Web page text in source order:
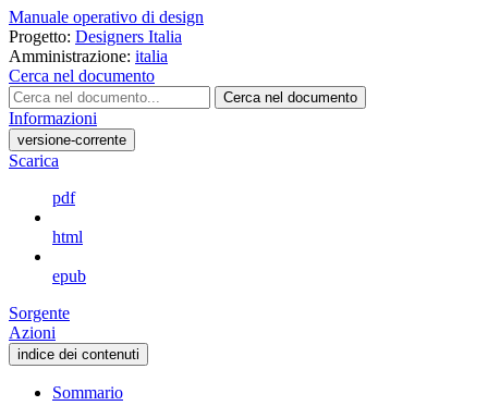
Manuale operativo di design
Progetto: Designers Italia
Amministrazione: italia
Cerca nel documento
Cerca nel documento
Informazioni
versione-corrente
Scarica
pdf
html
epub
Sorgente
Azioni
indice dei contenuti
Sommario